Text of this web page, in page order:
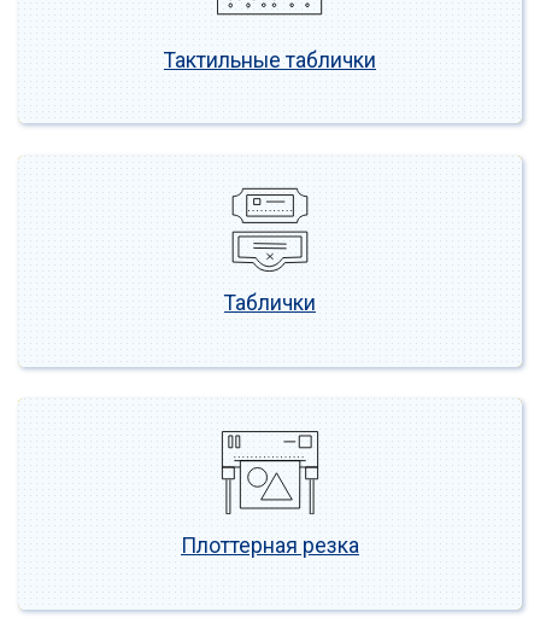
Тактильные таблички
Таблички
Плоттерная резка